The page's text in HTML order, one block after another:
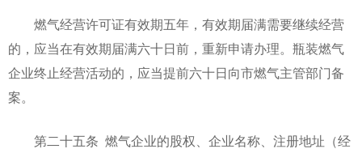
燃气经营许可证有效期五年，有效期届满需要继续经营
的，应当在有效期届满六十日前，重新申请办理。瓶装燃气
企业终止经营活动的，应当提前六十日向市燃气主管部门备
案。
第二十五条 燃气企业的股权、企业名称、注册地址（经